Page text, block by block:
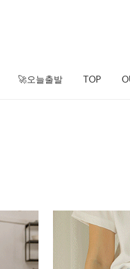
🚀오늘출발 TOP